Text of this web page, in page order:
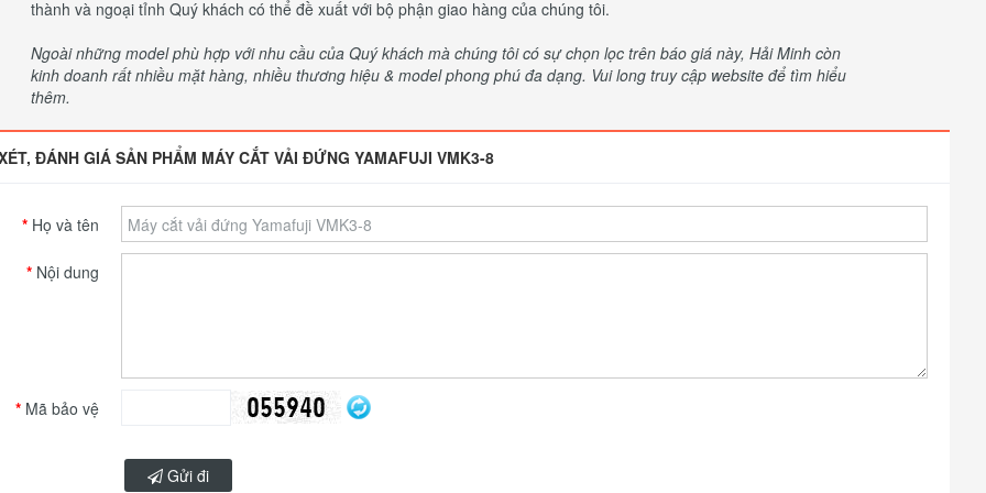
thành và ngoại tỉnh Quý khách có thể đề xuất với bộ phận giao hàng của chúng tôi.
Ngoài những model phù hợp với nhu cầu của Quý khách mà chúng tôi có sự chọn lọc trên báo giá này, Hải Minh còn
kinh doanh rất nhiều mặt hàng, nhiều thương hiệu & model phong phú đa dạng. Vui long truy cập website để tìm hiểu
thêm.
ĐÁNH GIÁ SẢN PHẨM MÁY CẮT VẢI ĐỨNG YAMAFUJI VMK3-8
Họ và tên
Nội dung
Mã bảo vệ
Gửi đi